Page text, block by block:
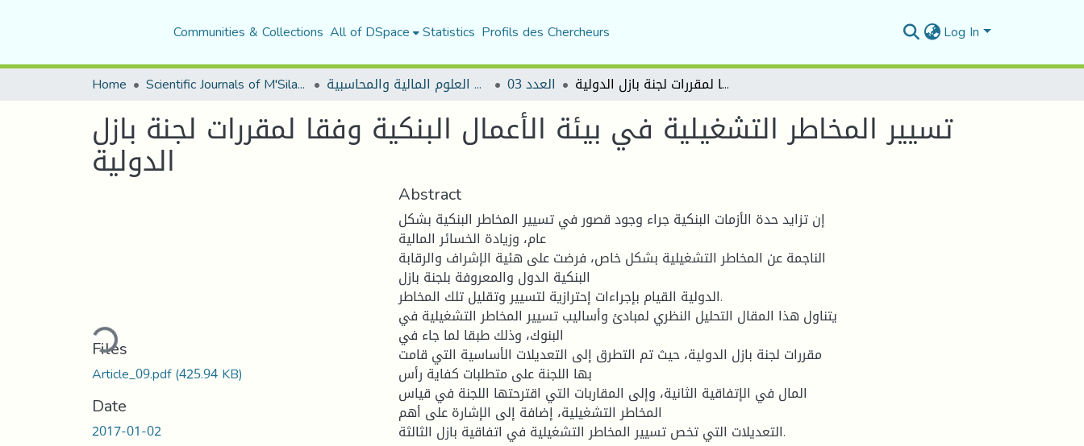
Communities & Collections All of DSpace Statistics Profils des Chercheurs Log In
Home Scientific Journals of M'Sila University مجلة البحوث في العلوم المالية والمحاسبية العدد 03 تسيير المخاطر التشغيلية في بيئة الأعمال البنكية وفقا لمقررات لجنة بازل الدولية
تسيير المخاطر التشغيلية في بيئة الأعمال البنكية وفقا لمقررات لجنة بازل
الدولية
Loading...
Files
Article_09.pdf(425.94 KB)
Date
2017-01-02
Abstract
إن تزايد حدة الأزمات البنكية جراء وجود قصور في تسيير المخاطر البنكية بشكل
عام، وزيادة الخسائر المالية
الناجمة عن المخاطر التشغيلية بشكل خاص، فرضت على هئية الإشراف والرقابة
البنكية الدول والمعروفة بلجنة بازل
الدولية القيام بإجراءات إحترازية لتسيير وتقليل تلك المخاطر.
يتناول هذا المقال التحليل النظري لمبادئ وأساليب تسيير المخاطر التشغيلية في
البنوك، وذلك طبقا لما جاء في
مقررات لجنة بازل الدولية، حيث تم التطرق إلى التعديلات الأساسية التي قامت
بها اللجنة على متطلبات كفاية رأس
المال في الإتفاقية الثانية، وإلى المقاربات التي اقترحتها اللجنة في قياس
المخاطر التشغيلية، إضافة إلى الإشارة على أهم
التعديلات التي تخص تسيير المخاطر التشغيلية في اتفاقية بازل الثالثة.